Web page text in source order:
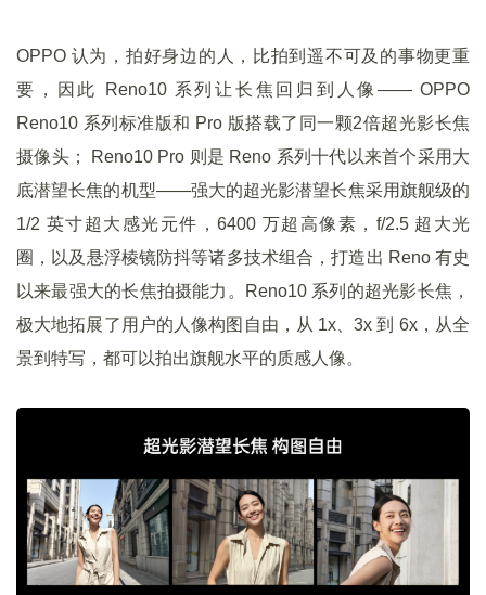
OPPO 认为，拍好身边的人，比拍到遥不可及的事物更重
要，因此 Reno10 系列让长焦回归到人像—— OPPO
Reno10 系列标准版和 Pro 版搭载了同一颗2倍超光影长焦
摄像头； Reno10 Pro 则是 Reno 系列十代以来首个采用大
底潜望长焦的机型——强大的超光影潜望长焦采用旗舰级的
1/2 英寸超大感光元件，6400 万超高像素，f/2.5 超大光
圈，以及悬浮棱镜防抖等诸多技术组合，打造出 Reno 有史
以来最强大的长焦拍摄能力。Reno10 系列的超光影长焦，
极大地拓展了用户的人像构图自由，从 1x、3x 到 6x，从全
景到特写，都可以拍出旗舰水平的质感人像。